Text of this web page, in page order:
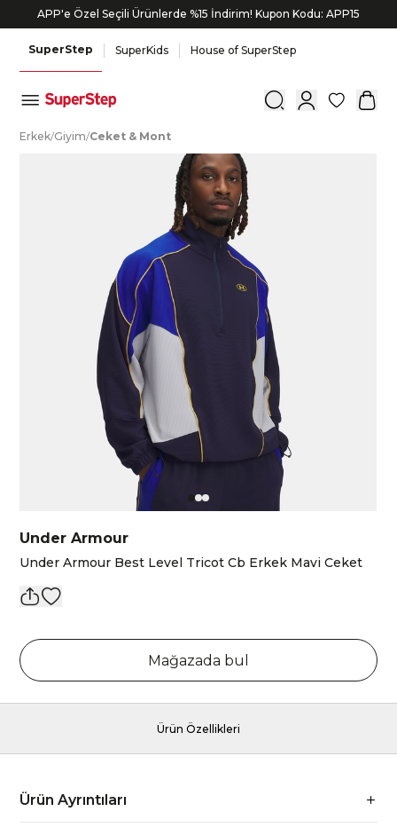
APP'e Özel Seçili Ürünlerde %15 İndirim! Kupon Kodu: APP15
SuperStep SuperKids House of SuperStep
0
Erkek/Giyim/Ceket & Mont
Under Armour
Under Armour Best Level Tricot Cb Erkek Mavi Ceket
Mağazada bul
Ürün Özellikleri
Ürün Ayrıntıları